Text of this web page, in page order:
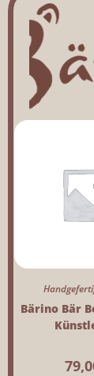
Bärino Bär